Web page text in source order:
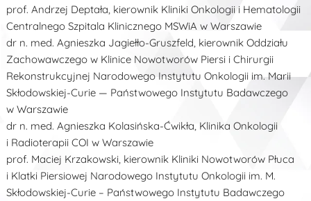
prof. Andrzej Deptała, kierownik Kliniki Onkologii i Hematologii
Centralnego Szpitala Klinicznego MSWiA w Warszawie
dr n. med. Agnieszka Jagiełło-Gruszfeld, kierownik Oddziału
Zachowawczego w Klinice Nowotworów Piersi i Chirurgii
Rekonstrukcyjnej Narodowego Instytutu Onkologii im. Marii
Skłodowskiej-Curie — Państwowego Instytutu Badawczego
w Warszawie
dr n. med. Agnieszka Kolasińska-Ćwikła, Klinika Onkologii
i Radioterapii COI w Warszawie
prof. Maciej Krzakowski, kierownik Kliniki Nowotworów Płuca
i Klatki Piersiowej Narodowego Instytutu Onkologii im. M.
Skłodowskiej-Curie – Państwowego Instytutu Badawczego